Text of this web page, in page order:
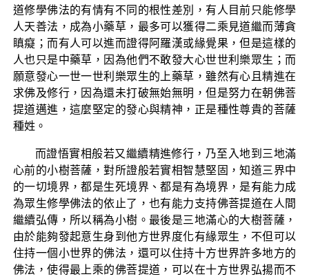
道修學佛法的有情有不同的根性差別，有人目前只能修學
人天善法，成為小藥草，最多可以獲得二乘見道繼而薄貪
瞋癡；而有人可以進而證得阿羅漢或緣覺果，但是這樣的
人也只是中藥草，因為他們不敢發大心世世利樂眾生；而
願意發心一世一世利樂眾生的上藥草，雖然有心且精進在
求佛及修行，因為還未打破無始無明，但是努力在朝佛菩
提道邁進，這麼堅定的發心與精神，正是種性尊貴的菩薩
種姓。
而證悟實相般若又繼續精進修行，乃至入地到三地滿
心前的小樹菩薩，對所證般若實相智慧堅固，知道三界中
的一切境界，都是生死境界、都是有為境界，是有能力成
為眾生修學佛法的依止了，也有能力支持佛菩提道在人間
繼續弘傳，所以稱為小樹。最後是三地滿心的大樹菩薩，
由於能夠發起意生身到他方世界度化有緣眾生，不但可以
住持一個小世界的佛法，還可以住持十方世界許多地方的
佛法，使得最上乘的佛菩提道，可以在十方世界弘揚而不